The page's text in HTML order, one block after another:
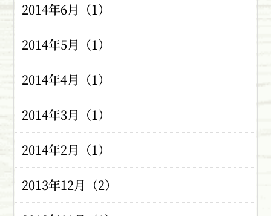
2014年6月（1）
2014年5月（1）
2014年4月（1）
2014年3月（1）
2014年2月（1）
2013年12月（2）